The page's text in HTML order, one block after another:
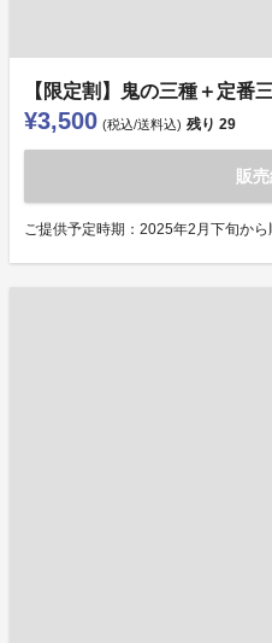
【限定割】鬼の三種＋定
¥3,500 (税込/送料込) 残り 29
販
ご提供予定時期：2025年2月下旬から